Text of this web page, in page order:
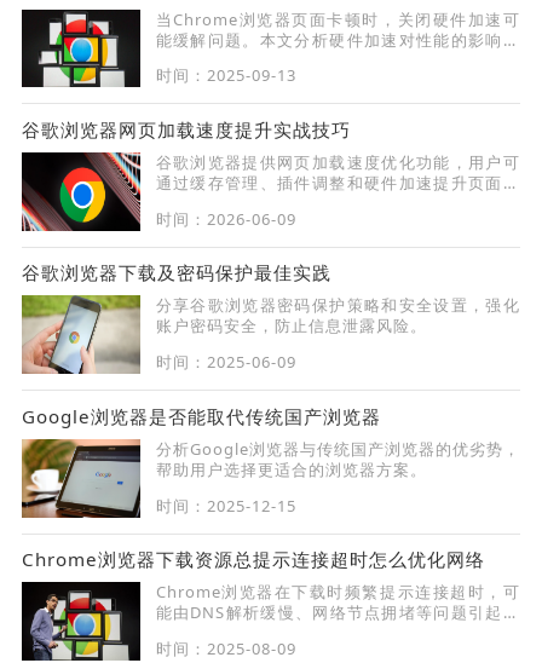
当Chrome浏览器页面卡顿时，关闭硬件加速可
能缓解问题。本文分析硬件加速对性能的影响，
时间：2025-09-13
谷歌浏览器网页加载速度提升实战技巧
谷歌浏览器提供网页加载速度优化功能，用户可
通过缓存管理、插件调整和硬件加速提升页面打
时间：2026-06-09
谷歌浏览器下载及密码保护最佳实践
分享谷歌浏览器密码保护策略和安全设置，强化
账户密码安全，防止信息泄露风险。
时间：2025-06-09
Google浏览器是否能取代传统国产浏览器
分析Google浏览器与传统国产浏览器的优劣势，
帮助用户选择更适合的浏览器方案。
时间：2025-12-15
Chrome浏览器下载资源总提示连接超时怎么优化网络
Chrome浏览器在下载时频繁提示连接超时，可
能由DNS解析缓慢、网络节点拥堵等问题引起。
下载稳定性。
时间：2025-08-09